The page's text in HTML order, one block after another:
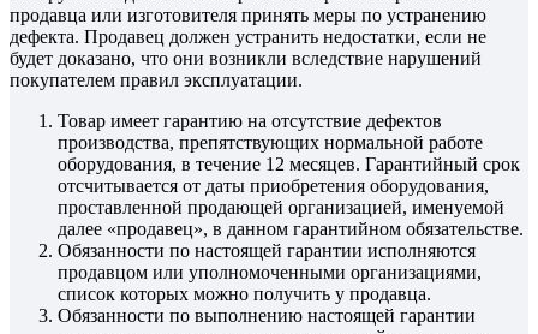
продавца или изготовителя принять меры по устранению
дефекта. Продавец должен устранить недостатки, если не
будет доказано, что они возникли вследствие нарушений
покупателем правил эксплуатации.
Товар имеет гарантию на отсутствие дефектов
производства, препятствующих нормальной работе
оборудования, в течение 12 месяцев. Гарантийный срок
отсчитывается от даты приобретения оборудования,
проставленной продающей организацией, именуемой
далее «продавец», в данном гарантийном обязательстве.
Обязанности по настоящей гарантии исполняются
продавцом или уполномоченными организациями,
список которых можно получить у продавца.
Обязанности по выполнению настоящей гарантии